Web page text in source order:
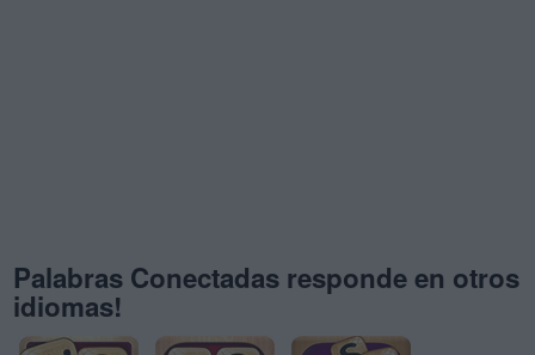
Palabras Conectadas responde en otros
idiomas!